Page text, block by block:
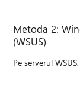
Metoda 2:
(WSUS)
Pe serverul